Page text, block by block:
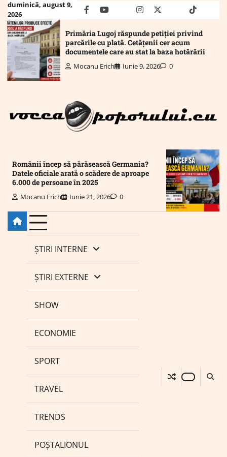
Skip
content
duminică, august 9,
2026
facebookyoutubeMailinstagram
twitter truthtiktok
Primăria Lugoj răspunde petiției privind
parcările cu plată. Cetățenii cer acum
documentele care au stat la baza hotărârii
Mocanu Erich Iunie 9, 2026 0
Românii încep să părăsească Germania?
Datele oficiale arată o scădere de aproape
6.000 de persoane în 2025
Mocanu Erich Iunie 21, 2026 0
ȘTIRI INTERNE
ȘTIRI EXTERNE
SHOW
ECONOMIE
SPORT
TRAVEL
TRENDS
POȘTALIONUL